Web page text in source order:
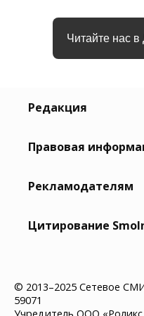
Читайте нас в
Редакция
Правовая
Рекламодателям
Цитирование
© 2013–2025 Сетевое
59071